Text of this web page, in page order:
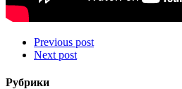
Previous post
Next post
Рубрики